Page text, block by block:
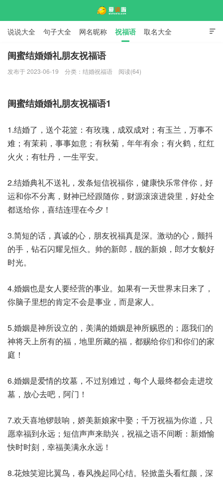

说说大全 句子大全 网名昵称 祝福语 取名大全
标语口号 签名大全
闺蜜结婚婚礼朋友祝福语
发布于 2023-06-19 分类： 结婚祝福语 阅读(64)
闺蜜结婚婚礼朋友祝福语1
1.结婚了，送个花篮：有玫瑰，成双成对；有玉兰，万事不
难；有茉莉，事事如意；有秋菊，年年有余；有火鹤，红红
火火；有牡丹，一生平安。
2.结婚典礼不送礼，发条短信祝福你，健康快乐常伴你，好
运和你不分离，财神已经跟随你，财源滚滚进袋里，好处全
都送给你，喜结连理在今夕！
3.简短的话，真诚的心，朋友祝福真是深。激动的心，颤抖
的手，钻石闪耀见恒久。帅的新郎，靓的新娘，郎才女貌好
时光。
4.婚姻也是女人要经营的事业。如果有一天世界末日来了，
你脑子里想的肯定不会是事业，而是家人。
5.婚姻是神所设立的，美满的婚姻是神所赐恩的；愿我们的
神将天上所有的福，地里所藏的福，都赐给你们和你们的家
庭！
6.婚姻是爱情的坟墓，不过别难过，每个人最终都会走进坟
墓，放心去吧，阿门！
7.欢天喜地锣鼓响，娇美新娘家中娶；千万祝福为你道，只
愿幸福到永远；短信声声来助兴，祝福之语不间断：新婚愉
快时时刻，幸福美满永永远！
8.花烛笑迎比翼鸟，春风挽起同心结。轻掀盖头看红颜，深